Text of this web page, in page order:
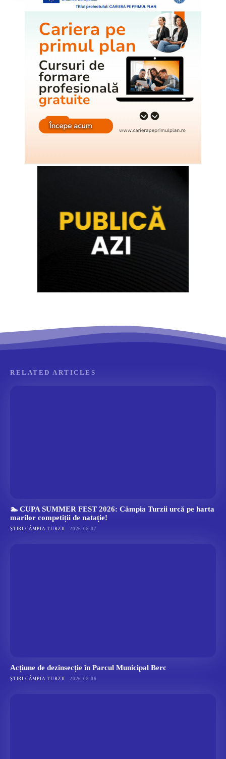
RELATED ARTICLES
🏊 CUPA SUMMER FEST 2026: Câmpia Turzii urcă pe harta
marilor competiții de natație!
ȘTIRI CÂMPIA TURZII 2026-08-07
Acțiune de dezinsecție în Parcul Municipal Berc
ȘTIRI CÂMPIA TURZII 2026-08-06